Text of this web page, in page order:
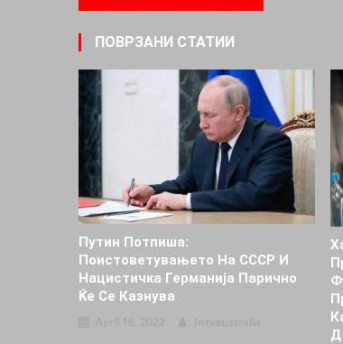
ПОВРЗАНИ СТАТИИ
Путин Потпиша:
Поистоветувањето На СССР И
Нацистичка Германија Парично
Ќе Се Казнува